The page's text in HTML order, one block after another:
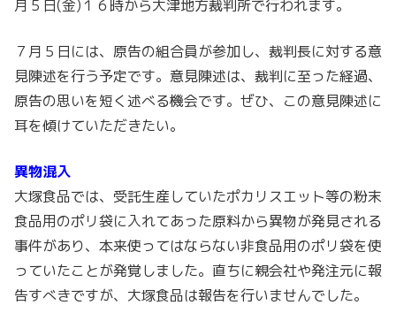
塚
品
内
部
通
者
へ
の
報
復
裁
月５日(金)１６時から大津地方裁判所で行われます。
７月５日には、原告の組合員が参加し、裁判長に対する意
見陳述を行う予定です。意見陳述は、裁判に至った経過、
原告の思いを短く述べる機会です。ぜひ、この意見陳述に
耳を傾けていただきたい。
異物混入
大塚食品では、受託生産していたポカリスエット等の粉末
食品用のポリ袋に入れてあった原料から異物が発見される
事件があり、本来使ってはならない非食品用のポリ袋を使
っていたことが発覚しました。直ちに親会社や発注元に報
告すべきですが、大塚食品は報告を行いませんでした。